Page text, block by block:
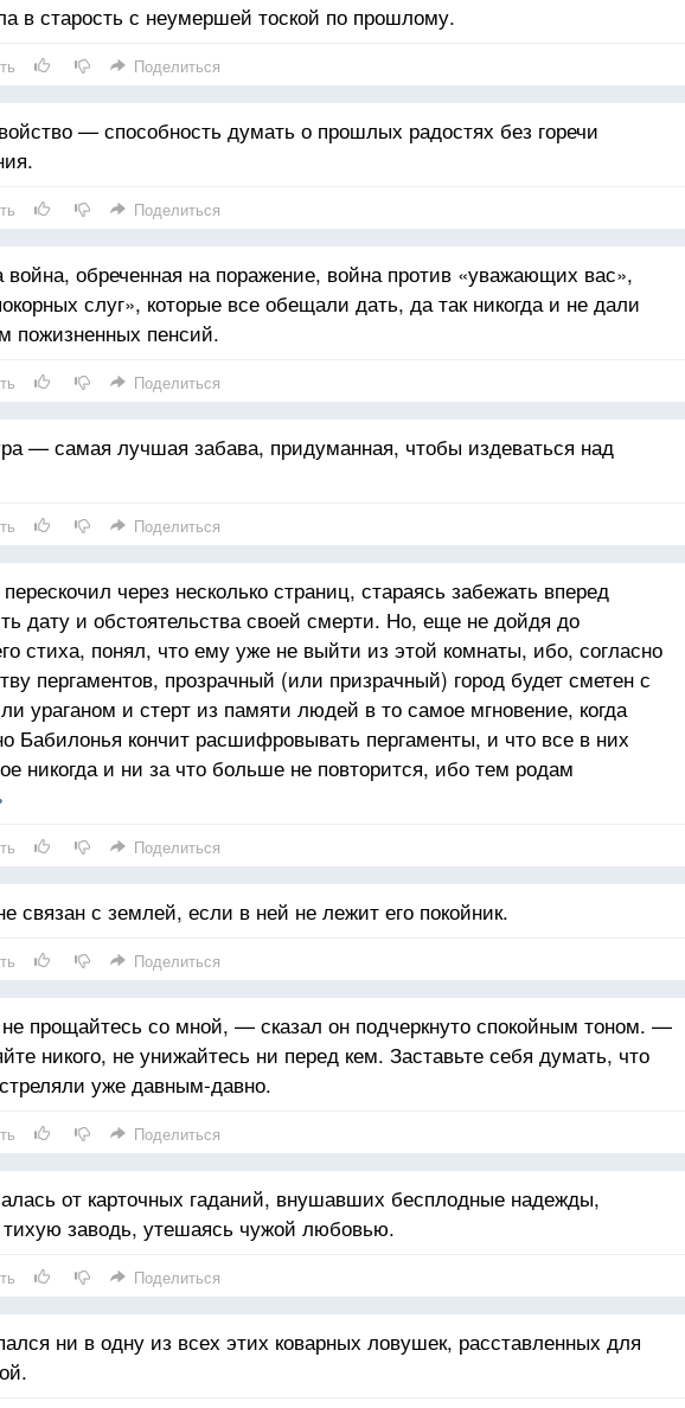
в старость с неумершей тоской по прошлому.
Поделиться
— способность думать о прошлых радостях без горечи
Поделиться
обреченная на поражение, война против «уважающих вас»,
слуг», которые все обещали дать, да так никогда и не дали
пожизненных пенсий.
Поделиться
— самая лучшая забава, придуманная, чтобы издеваться над
Поделиться
через несколько страниц, стараясь забежать вперед
дату и обстоятельства своей смерти. Но, еще не дойдя до
стиха, понял, что ему уже не выйти из этой комнаты, ибо, согласно
пергаментов, прозрачный (или призрачный) город будет сметен с
ураганом и стерт из памяти людей в то самое мгновение, когда
Бабилонья кончит расшифровывать пергаменты, и что все в них
никогда и ни за что больше не повторится, ибо тем родам
которые обречены на сто лет одиночества, не суждено появиться
Поделиться
связан с землей, если в ней не лежит его покойник.
Поделиться
прощайтесь со мной, — сказал он подчеркнуто спокойным тоном. —
никого, не унижайтесь ни перед кем. Заставьте себя думать, что
уже давным-давно.
Поделиться
от карточных гаданий, внушавших бесплодные надежды,
заводь, утешаясь чужой любовью.
Поделиться
ни в одну из всех этих коварных ловушек, расставленных для